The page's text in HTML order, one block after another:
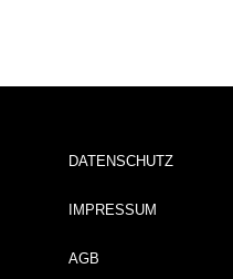
DATENSCHUTZ
IMPRESSUM
AGB